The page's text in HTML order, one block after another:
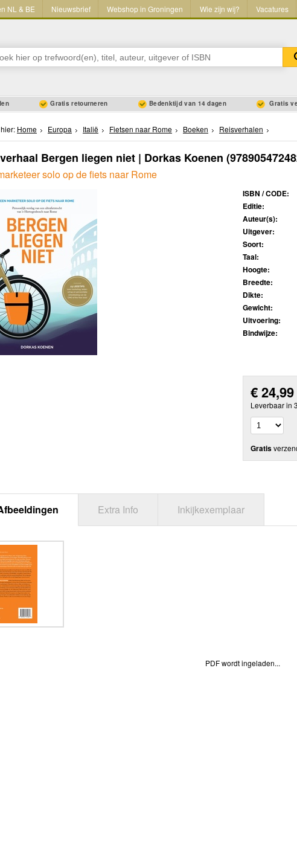
NL & BE Nieuwsbrief Webshop in Groningen Wie zijn wij? Vacatures
Gratis retourneren Bedenktijd van 14 dagen Gratis
Home Europa Italië Fietsen naar Rome Boeken Reisverhalen
Bergen liegen niet | Dorkas Koenen
solo op de fiets naar Rome
ISBN / CODE:
Editie:
Auteur(s):
Uitgever:
Soort:
Taal:
Hoogte:
Breedte:
Dikte:
Gewicht:
Uitvoering:
Bindwijze:
€24,99
Leverbaar in
Gratis
Extra Info Inkijkexemplaar
PDF wordt ingeladen...